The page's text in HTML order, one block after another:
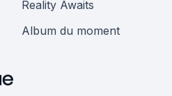
Reality Awaits
Album du moment